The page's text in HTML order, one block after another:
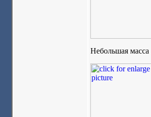
Небольшая масса